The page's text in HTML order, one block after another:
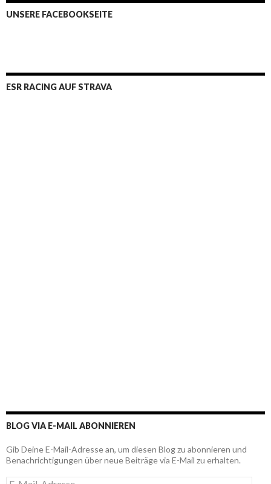
UNSERE FACEBOOKSEITE
ESR RACING AUF STRAVA
BLOG VIA E-MAIL ABONNIEREN
Gib Deine E-Mail-Adresse an, um diesen Blog zu abonnieren und
Benachrichtigungen über neue Beiträge via E-Mail zu erhalten.
E